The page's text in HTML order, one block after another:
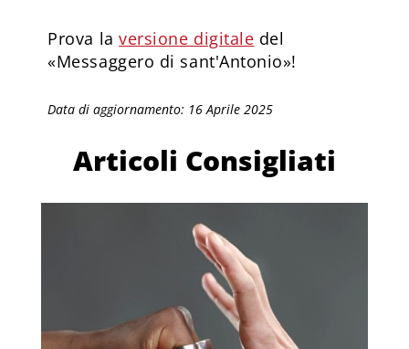
Prova laversione digitale del
«Messaggero di sant'Antonio»!
Data di aggiornamento: 16 Aprile 2025
Articoli Consigliati